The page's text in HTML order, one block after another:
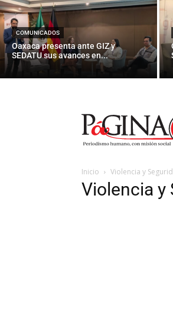
COMUNICADOS
Oaxaca presenta ante GIZ y
SEDATU sus avances en...
Inicio Violencia y
Violencia y